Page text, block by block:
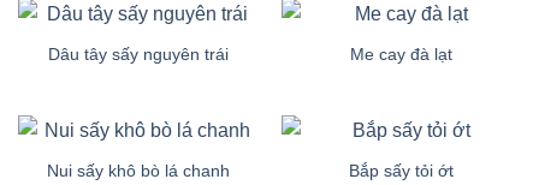
Dâu tây sấy nguyên trái Me cay đà lạt
Nui sấy khô bò lá chanh Bắp sấy tỏi ớt